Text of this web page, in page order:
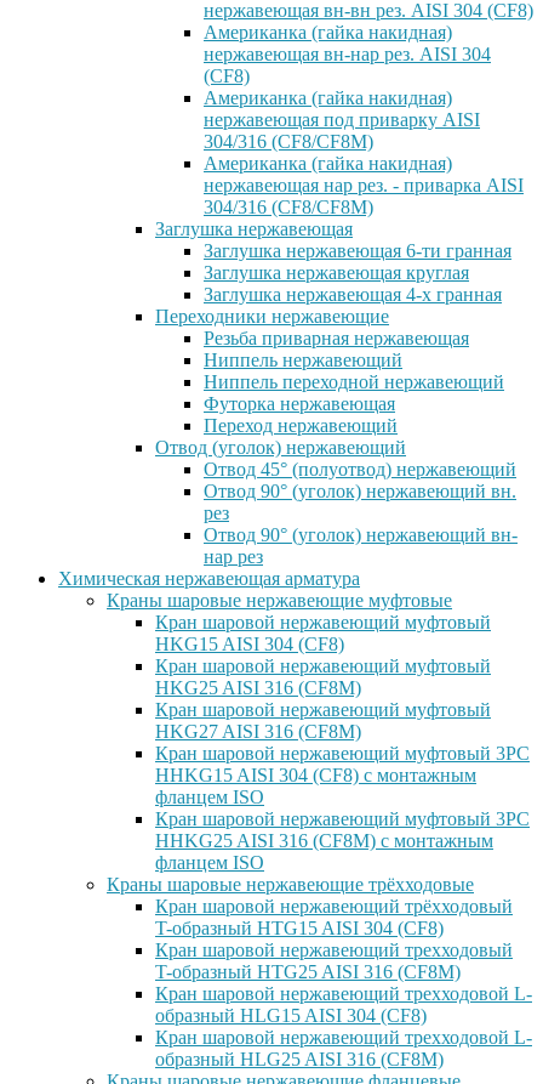
нержавеющая вн-вн рез. AISI 304 (CF8)
Американка (гайка накидная)
нержавеющая вн-нар рез. AISI 304
(CF8)
Американка (гайка накидная)
нержавеющая под приварку AISI
304/316 (CF8/CF8M)
Американка (гайка накидная)
нержавеющая нар рез. - приварка AISI
304/316 (CF8/CF8M)
Заглушка нержавеющая
Заглушка нержавеющая 6-ти гранная
Заглушка нержавеющая круглая
Заглушка нержавеющая 4-х гранная
Переходники нержавеющие
Резьба приварная нержавеющая
Ниппель нержавеющий
Ниппель переходной нержавеющий
Футорка нержавеющая
Переход нержавеющий
Отвод (уголок) нержавеющий
Отвод 45° (полуотвод) нержавеющий
Отвод 90° (уголок) нержавеющий вн.
рез
Отвод 90° (уголок) нержавеющий вн-
нар рез
Химическая нержавеющая арматура
Краны шаровые нержавеющие муфтовые
Кран шаровой нержавеющий муфтовый
HKG15 AISI 304 (CF8)
Кран шаровой нержавеющий муфтовый
HKG25 AISI 316 (CF8M)
Кран шаровой нержавеющий муфтовый
HKG27 AISI 316 (CF8M)
Кран шаровой нержавеющий муфтовый 3PC
HHKG15 AISI 304 (CF8) с монтажным
фланцем ISO
Кран шаровой нержавеющий муфтовый 3PC
HHKG25 AISI 316 (CF8M) с монтажным
фланцем ISO
Краны шаровые нержавеющие трёхходовые
Кран шаровой нержавеющий трёхходовый
T-образный HTG15 AISI 304 (CF8)
Кран шаровой нержавеющий трехходовый
T-образный HTG25 AISI 316 (CF8M)
Кран шаровой нержавеющий трехходовой L-
образный HLG15 AISI 304 (CF8)
Кран шаровой нержавеющий трехходовой L-
образный HLG25 AISI 316 (CF8M)